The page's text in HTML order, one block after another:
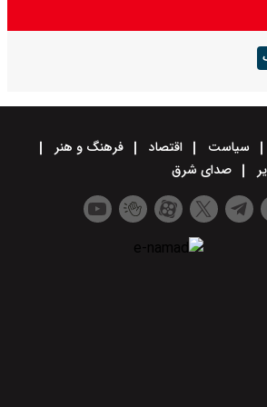
بزرگی را از دست داد
سیاست اقتصاد
فرهنگ و هنر
صدای شرق